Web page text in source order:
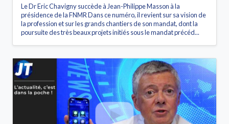
Le Dr Eric Chavigny succède à Jean-Philippe Masson à la
présidence de la FNMR Dans ce numéro, il revient sur sa vision de
la profession et sur les grands chantiers de son mandat, dont la
poursuite des très beaux projets initiés sous le mandat précéd...